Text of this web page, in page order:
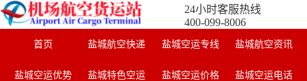
24小时客服热线
400-099-8006
首页 盐城航空快递 盐城空运专线 盐城航空资讯
盐城空运优势 盐城特色空运 盐城空运价格 盐城空运电话